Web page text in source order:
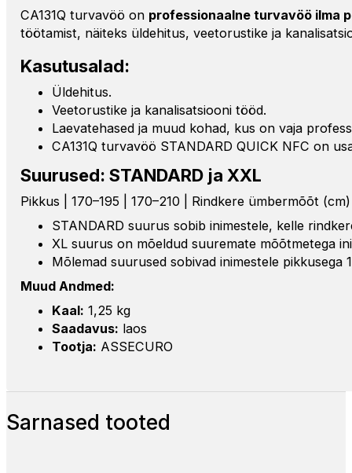
CA131Q turvavöö on professionaalne turvavöö ilma
töötamist, näiteks üldehitus, veetorustike ja
Kasutusalad:
Üldehitus.
Veetorustike ja kanalisatsiooni tööd.
Laevatehased ja muud kohad, kus on vaja
CA131Q turvavöö STANDARD QUICK NFC on
Suurused: STANDARD ja XXL
Pikkus | 170–195 | 170–210 | Rindkere ümbermõõt
STANDARD suurus sobib inimestele, kelle
XL suurus on mõeldud suuremate mõõtmetega
Mõlemad suurused sobivad inimestele
Muud Andmed:
Kaal: 1,25 kg
Saadavus: laos
Tootja: ASSECURO
Sarnased tooted